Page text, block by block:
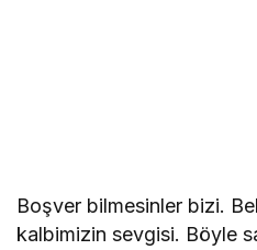
Boşver bilmesinler bizi.
kalbimizin sevgisi. Böyle